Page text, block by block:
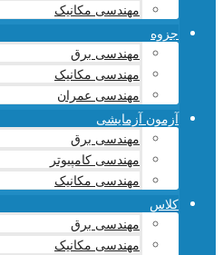
مهندسی مکانیک
جزوه
مهندسی برق
مهندسی مکانیک
مهندسی عمران
آزمون آزمایشی
مهندسی برق
مهندسی کامپیوتر
مهندسی مکانیک
کلاس
مهندسی برق
مهندسی مکانیک